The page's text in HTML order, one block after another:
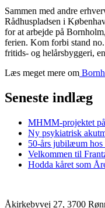
Sammen med andre
Rådhuspladsen i
for at arbejde på
ferien. Kom forbi stand
fritids- og helårsbyggeri,
Læs meget mere om
Seneste indlæg
MHMM-projektet
Ny psykiatrisk
50-års jubilæum
Velkommen til
Hodda kåret som
Åkirkebyvej 27, 3700